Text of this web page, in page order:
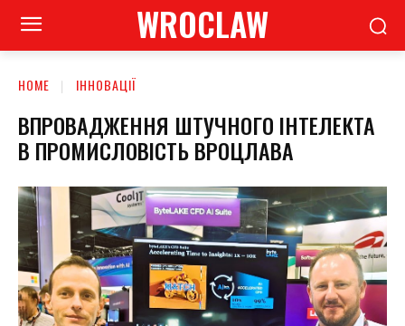
WROCLAW
HOME ІННОВАЦІЇ
ВПРОВАДЖЕННЯ ШТУЧНОГО ІНТЕЛЕКТА
В ПРОМИСЛОВІСТЬ ВРОЦЛАВА